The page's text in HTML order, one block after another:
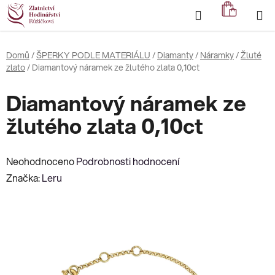
Přejít
na
obsah
Hledat
KOŠÍK
Domů /ŠPERKY PODLE MATERIÁLU / Diamanty/ Náramky/Žluté
zlato/ Diamantový náramek ze žlutého zlata 0,10ct
Diamantový náramek ze
žlutého zlata 0,10ct
Průměrné
hodnocení
NeohodnocenoPodrobnosti hodnocení
Značka:Leru